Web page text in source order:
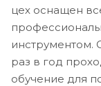
цех оснащен
инструментом.
раз в год
обучение для